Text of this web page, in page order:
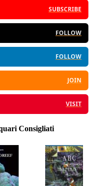
SUBSCRIBE
FOLLOW
FOLLOW
JOIN
VISIT
Consigliati